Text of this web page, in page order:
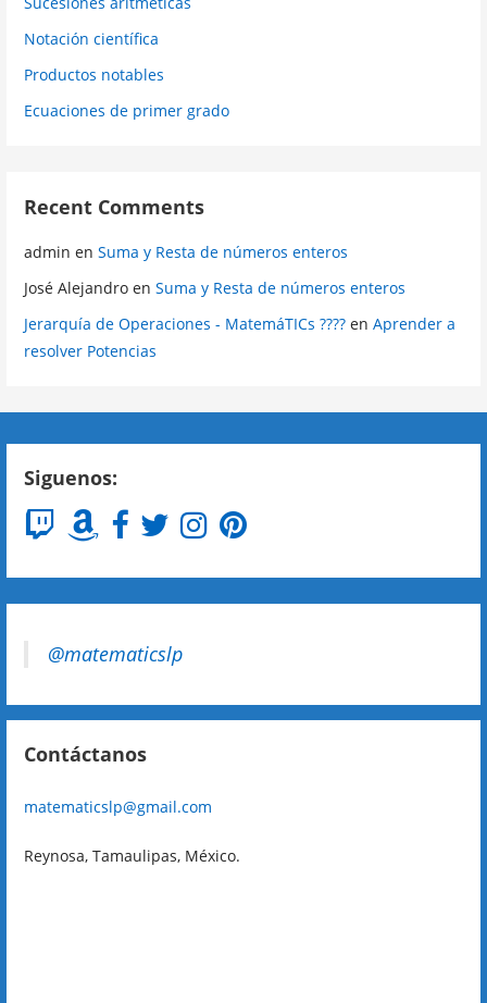
Notación científica
Productos notables
Ecuaciones de primer grado
Recent Comments
admin enSuma y Resta de números enteros
José Alejandro enSuma y Resta de números enteros
Jerarquía de Operaciones - MatemáTICs ???? enAprender a
resolver Potencias
Siguenos:
@matematicslp
Contáctanos
matematicslp@gmail.com
Reynosa, Tamaulipas, México.